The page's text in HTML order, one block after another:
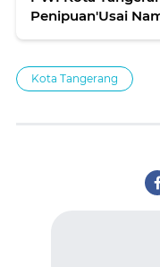
Penipuan'Usai
Kota Tangerang